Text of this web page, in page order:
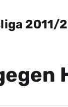
2011/